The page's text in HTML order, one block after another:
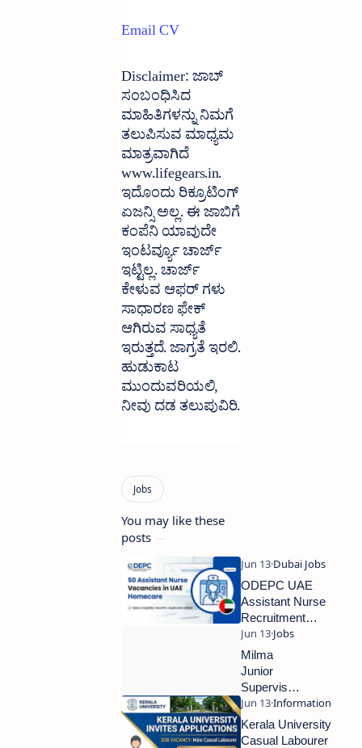
Email CV
Disclaimer: ಜಾಬ್
ಸಂಬಂಧಿಸಿದ
ಮಾಹಿತಿಗಳನ್ನು ನಿಮಗೆ
ತಲುಪಿಸುವ ಮಾಧ್ಯಮ
ಮಾತ್ರವಾಗಿದೆ
www.lifegears.in.
ಇದೊಂದು ರಿಕ್ರೂಟಿಂಗ್
ಏಜನ್ಸಿ ಅಲ್ಲ. ಈ ಜಾಬಿಗೆ
ಕಂಪೆನಿ ಯಾವುದೇ
ಇಂಟರ್ವ್ಯೂ ಚಾರ್ಜ್
ಇಟ್ಟಿಲ್ಲ. ಚಾರ್ಜ್
ಕೇಳುವ ಆಫರ್ ಗಳು
ಸಾಧಾರಣ ಫೇಕ್
ಆಗಿರುವ ಸಾಧ್ಯತೆ
ಇರುತ್ತದೆ. ಜಾಗ್ರತೆ ಇರಲಿ.
ಹುಡುಕಾಟ
ಮುಂದುವರಿಯಲಿ,
ನೀವು ದಡ ತಲುಪುವಿರಿ.
You may like these
posts
ODEPC UAE
Assistant Nurse
Recruitment
2026 – Free
Recruitment for
50 Vacancies
Milma
Junior
Supervisor
Recruitment
2026 –
Walk-In
Kerala University
Casual Labourer